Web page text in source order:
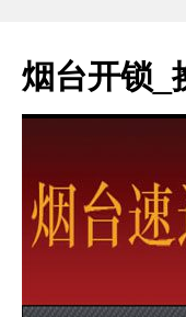
烟台开锁_